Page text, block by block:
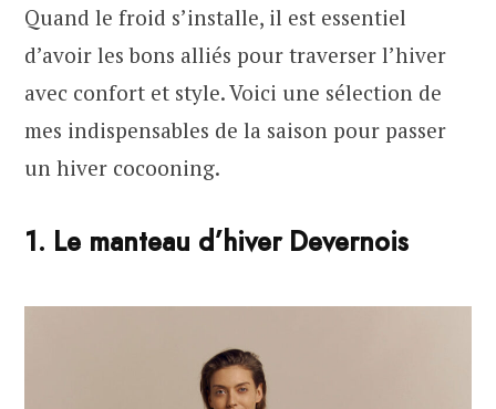
Quand le froid s’installe, il est essentiel
d’avoir les bons alliés pour traverser l’hiver
avec confort et style. Voici une sélection de
mes indispensables de la saison pour passer
un hiver cocooning.
1. Le manteau d’hiver Devernois